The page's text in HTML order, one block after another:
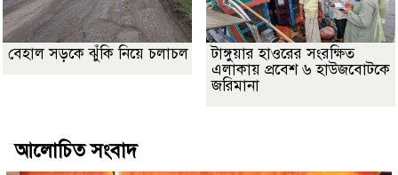
বেহাল সড়কে ঝুঁকি নিয়ে চলাচল
টাঙ্গুয়ার হাওরের সংরক্ষিত
এলাকায় প্রবেশ ৬ হাউজবোটকে
জরিমানা
আলোচিত সংবাদ